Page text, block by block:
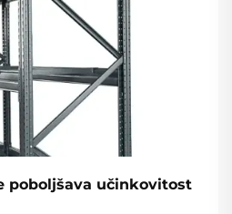
poboljšava učinkovitost